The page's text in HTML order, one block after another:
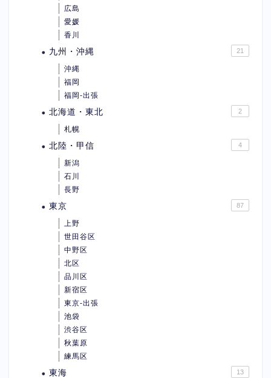
広島
愛媛
香川
九州・沖縄 21
沖縄
福岡
福岡-出張
北海道・東北 2
札幌
北陸・甲信 4
新潟
石川
長野
東京 87
上野
世田谷区
中野区
北区
品川区
新宿区
東京-出張
池袋
渋谷区
秋葉原
練馬区
東海 13